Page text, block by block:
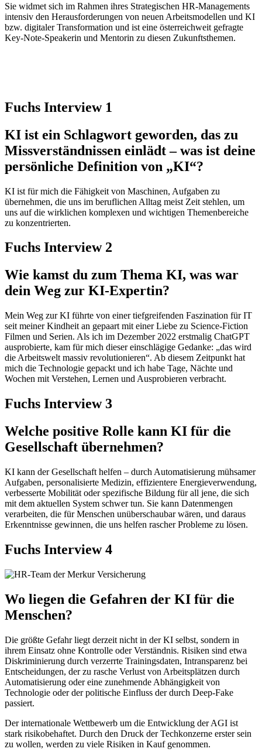
Sie widmet sich im Rahmen ihres Strategischen HR-Managements
intensiv den Herausforderungen von neuen Arbeitsmodellen und KI
bzw. digitaler Transformation und ist eine österreichweit gefragte
Key-Note-Speakerin und Mentorin zu diesen Zukunftsthemen.
Fuchs Interview 1
KI ist ein Schlagwort geworden, das zu
Missverständnissen einlädt – was ist deine
persönliche Definition von „KI“?
KI ist für mich die Fähigkeit von Maschinen, Aufgaben zu
übernehmen, die uns im beruflichen Alltag meist Zeit stehlen, um
uns auf die wirklichen komplexen und wichtigen Themenbereiche
zu konzentrierten.
Fuchs Interview 2
Wie kamst du zum Thema KI, was war
dein Weg zur KI-Expertin?
Mein Weg zur KI führte von einer tiefgreifenden Faszination für IT
seit meiner Kindheit an gepaart mit einer Liebe zu Science-Fiction
Filmen und Serien. Als ich im Dezember 2022 erstmalig ChatGPT
ausprobierte, kam für mich dieser einschlägige Gedanke: „das wird
die Arbeitswelt massiv revolutionieren“. Ab diesem Zeitpunkt hat
mich die Technologie gepackt und ich habe Tage, Nächte und
Wochen mit Verstehen, Lernen und Ausprobieren verbracht.
Fuchs Interview 3
Welche positive Rolle kann KI für die
Gesellschaft übernehmen?
KI kann der Gesellschaft helfen – durch Automatisierung mühsamer
Aufgaben, personalisierte Medizin, effizientere Energieverwendung,
verbesserte Mobilität oder spezifische Bildung für all jene, die sich
mit dem aktuellen System schwer tun. Sie kann Datenmengen
verarbeiten, die für Menschen unüberschaubar wären, und daraus
Erkenntnisse gewinnen, die uns helfen rascher Probleme zu lösen.
Fuchs Interview 4
Wo liegen die Gefahren der KI für die
Menschen?
Die größte Gefahr liegt derzeit nicht in der KI selbst, sondern in
ihrem Einsatz ohne Kontrolle oder Verständnis. Risiken sind etwa
Diskriminierung durch verzerrte Trainingsdaten, Intransparenz bei
Entscheidungen, der zu rasche Verlust von Arbeitsplätzen durch
Automatisierung oder eine zunehmende Abhängigkeit von
Technologie oder der politische Einfluss der durch Deep-Fake
passiert.
Der internationale Wettbewerb um die Entwicklung der AGI ist
stark risikobehaftet. Durch den Druck der Techkonzerne erster sein
zu wollen, werden zu viele Risiken in Kauf genommen.